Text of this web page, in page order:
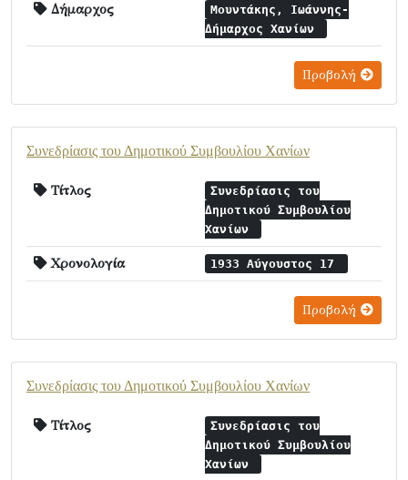
Δήμαρχος
Μουντάκης, Ιωάννης-
Δήμαρχος Χανίων
Προβολή
Συνεδρίασις του Δημοτικού Συμβουλίου Χανίων
Τίτλος
Συνεδρίασις του
Δημοτικού Συμβουλίου
Χανίων
Χρονολογία 1933 Αύγουστος 17
Προβολή
Συνεδρίασις του Δημοτικού Συμβουλίου Χανίων
Τίτλος
Συνεδρίασις του
Δημοτικού Συμβουλίου
Χανίων